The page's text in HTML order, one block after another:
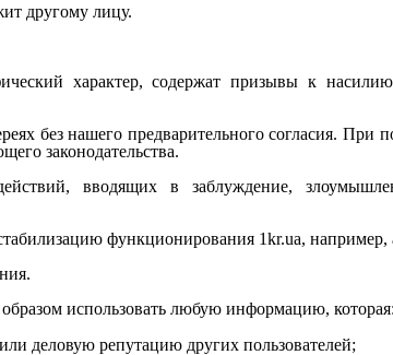
другому лицу.
характер, содержат призывы к
без нашего предварительного согласия. При
законодательства.
вводящих в заблуждение,
функционирования 1kr.ua, например,
использовать любую информацию, которая:
деловую репутацию других пользователей;